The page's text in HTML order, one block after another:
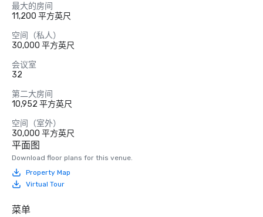
最大的房间
11,200 平方英尺
空间（私人）
30,000 平方英尺
会议室
32
第二大房间
10,952 平方英尺
空间（室外）
30,000 平方英尺
平面图
Download floor plans for this venue.
Property Map
Virtual Tour
菜单